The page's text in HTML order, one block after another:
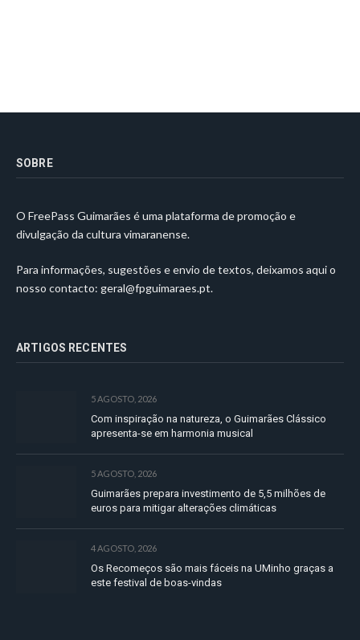
SOBRE
O FreePass Guimarães é uma plataforma de promoção e
divulgação da cultura vimaranense.
Para informações, sugestões e envio de textos, deixamos aqui o
nosso contacto: geral@fpguimaraes.pt.
ARTIGOS RECENTES
5 AGOSTO, 2026
Com inspiração na natureza, o Guimarães Clássico
apresenta-se em harmonia musical
5 AGOSTO, 2026
Guimarães prepara investimento de 5,5 milhões de
euros para mitigar alterações climáticas
4 AGOSTO, 2026
Os Recomeços são mais fáceis na UMinho graças a
este festival de boas-vindas